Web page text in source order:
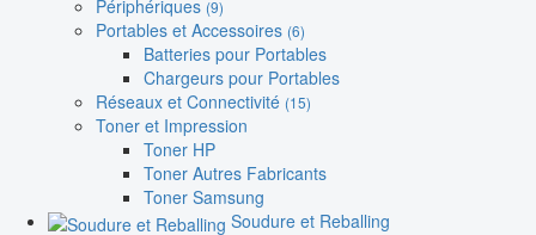
Périphériques (9)
Portables et Accessoires (6)
Batteries pour Portables
Chargeurs pour Portables
Réseaux et Connectivité (15)
Toner et Impression
Toner HP
Toner Autres Fabricants
Toner Samsung
Soudure et Reballing